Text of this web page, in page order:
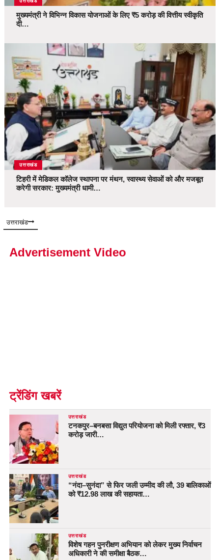
मुख्यमंत्री ने विभिन्न विकास योजनाओं के लिए ₹5 करोड़ की वित्तीय स्वीकृति
दी…
उत्तराखंड
टिहरी में मेडिकल कॉलेज स्थापना पर मंथन, स्वास्थ्य सेवाओं को और मजबूत
करेगी सरकार: मुख्यमंत्री धामी…
उत्तराखंड
Advertisement Video
ट्रेंडिंग खबरें
उत्तराखंड
टनकपुर–बनबसा विद्युत परियोजना को मिली रफ्तार, ₹3
करोड़ जारी…
उत्तराखंड
“नंदा–सुनंदा” से फिर जली उम्मीद की लौ, 39 बालिकाओं
को ₹12.98 लाख की सहायता…
उत्तराखंड
विशेष गहन पुनरीक्षण अभियान को लेकर मुख्य निर्वाचन
अधिकारी ने की समीक्षा बैठक…